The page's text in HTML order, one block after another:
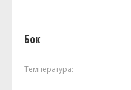
Бок
Температура: